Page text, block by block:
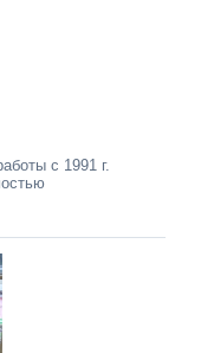
с 1991 г.